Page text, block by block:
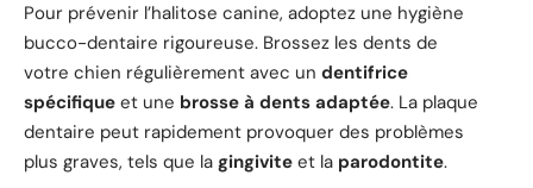
Pour prévenir l’halitose canine, adoptez une hygiène
bucco-dentaire rigoureuse. Brossez les dents de
votre chien régulièrement avec un dentifrice
spécifique et une brosse à dents adaptée. La plaque
dentaire peut rapidement provoquer des problèmes
plus graves, tels que la gingivite et la parodontite.